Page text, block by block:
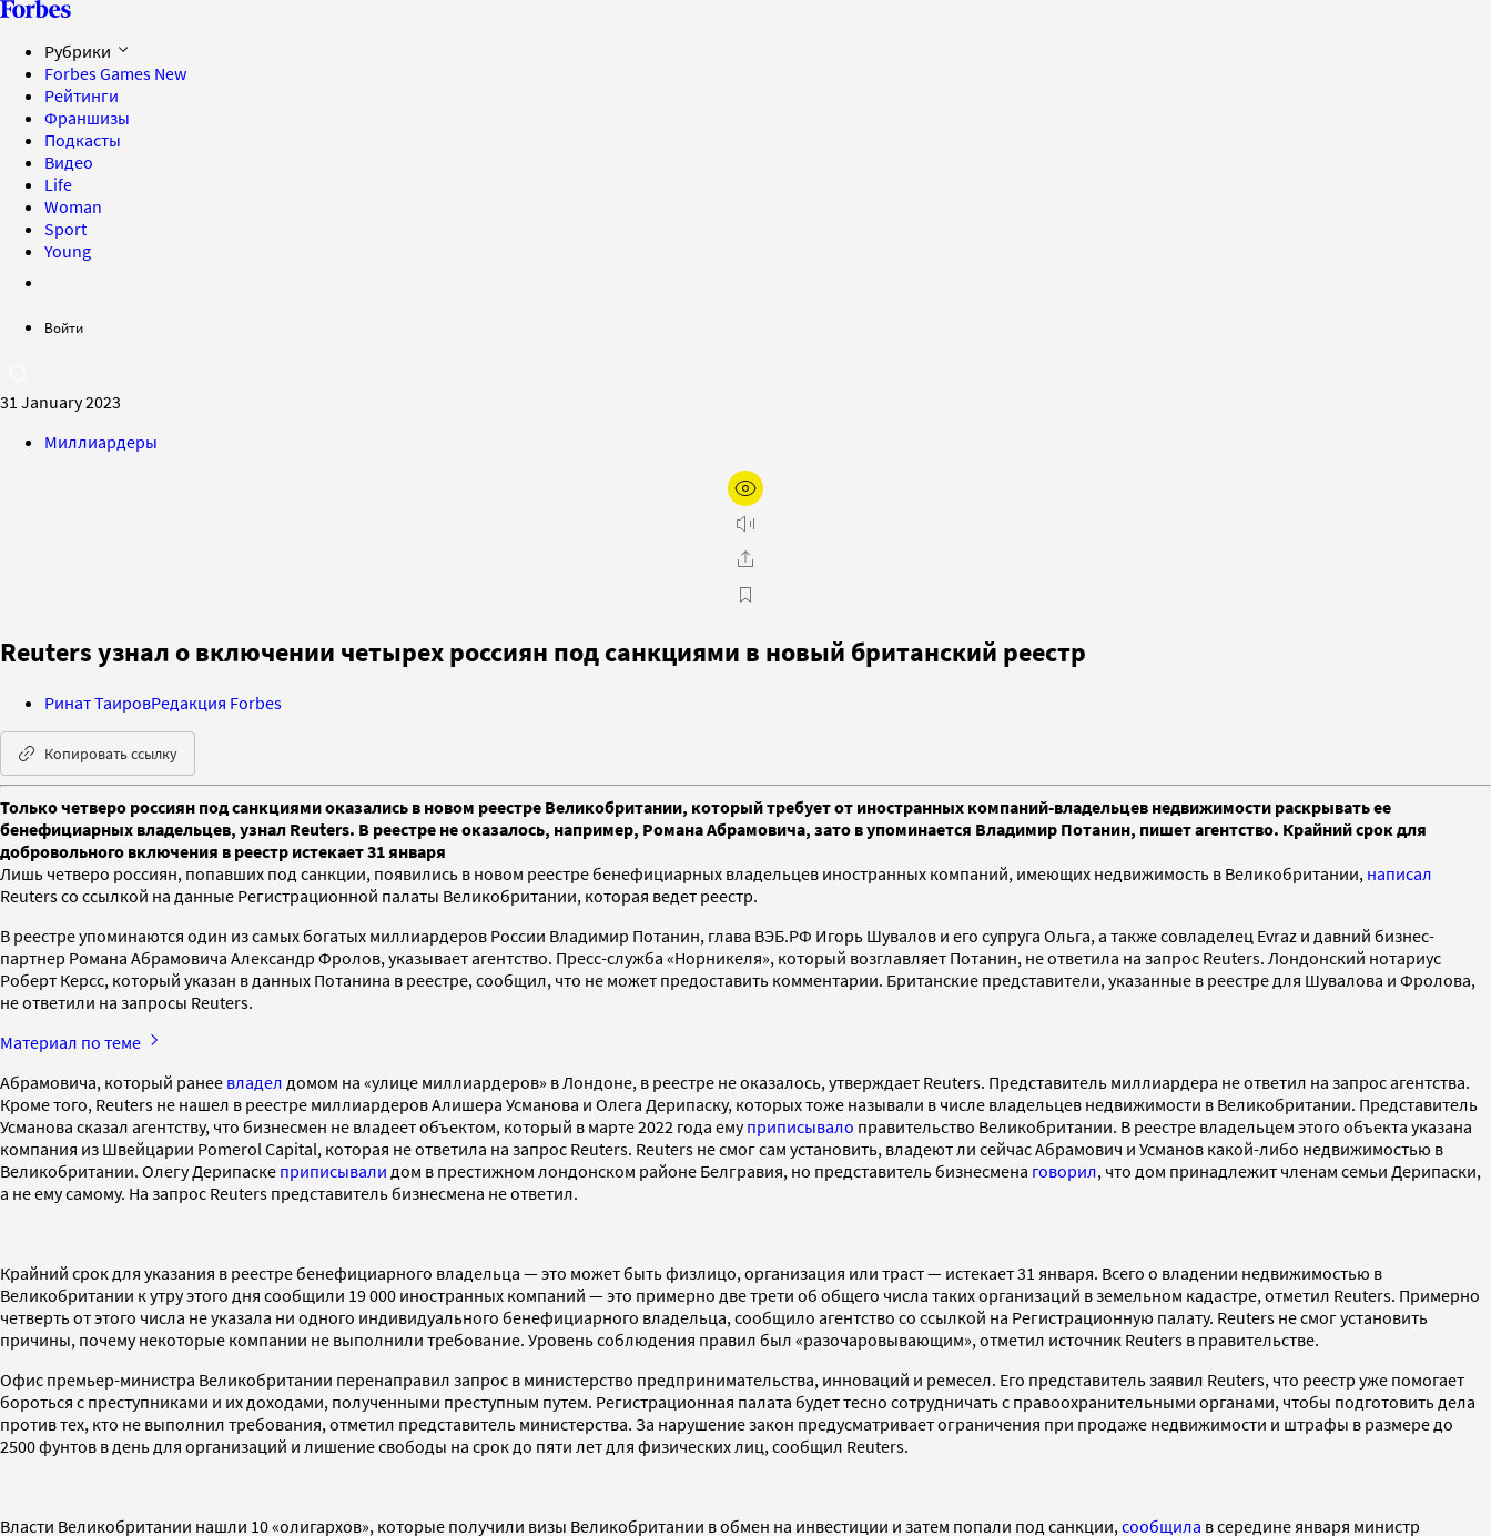
Рубрики
Forbes Games New
Рейтинги
Франшизы
Подкасты
Видео
Life
Woman
Sport
Young
Войти
31 January 2023
Миллиардеры
Reuters узнал о включении четырех россиян под санкциями в новый британский реестр
Ринат ТаировРедакция Forbes
Копировать ссылку
Только четверо россиян под санкциями оказались в новом реестре Великобритании, который требует от иностранных компаний-владельцев недвижимости раскрывать ее
бенефициарных владельцев, узнал Reuters. В реестре не оказалось, например, Романа Абрамовича, зато в упоминается Владимир Потанин, пишет агентство. Крайний срок для
добровольного включения в реестр истекает 31 января
Лишь четверо россиян, попавших под санкции, появились в новом реестре бенефициарных владельцев иностранных компаний, имеющих недвижимость в Великобритании, написал
Reuters со ссылкой на данные Регистрационной палаты Великобритании, которая ведет реестр.
В реестре упоминаются один из самых богатых миллиардеров России Владимир Потанин, глава ВЭБ.РФ Игорь Шувалов и его супруга Ольга, а также совладелец Evraz и давний бизнес-
партнер Романа Абрамовича Александр Фролов, указывает агентство. Пресс-служба «Норникеля», который возглавляет Потанин, не ответила на запрос Reuters. Лондонский нотариус
Роберт Керсс, который указан в данных Потанина в реестре, сообщил, что не может предоставить комментарии. Британские представители, указанные в реестре для Шувалова и Фролова,
не ответили на запросы Reuters.
Материал по теме
Абрамовича, который ранее владел домом на «улице миллиардеров» в Лондоне, в реестре не оказалось, утверждает Reuters. Представитель миллиардера не ответил на запрос агентства.
Кроме того, Reuters не нашел в реестре миллиардеров Алишера Усманова и Олега Дерипаску, которых тоже называли в числе владельцев недвижимости в Великобритании. Представитель
Усманова сказал агентству, что бизнесмен не владеет объектом, который в марте 2022 года емуприписывало правительство Великобритании. В реестре владельцем этого объекта указана
компания из Швейцарии Pomerol Capital, которая не ответила на запрос Reuters. Reuters не смог сам установить, владеют ли сейчас Абрамович и Усманов какой-либо недвижимостью в
Великобритании. Олегу Дерипаске приписывали дом в престижном лондонском районе Белгравия, но представитель бизнесмена говорил, что дом принадлежит членам семьи Дерипаски,
а не ему самому. На запрос Reuters представитель бизнесмена не ответил.
Крайний срок для указания в реестре бенефициарного владельца — это может быть физлицо, организация или траст — истекает 31 января. Всего о владении недвижимостью в
Великобритании к утру этого дня сообщили 19 000 иностранных компаний — это примерно две трети об общего числа таких организаций в земельном кадастре, отметил Reuters. Примерно
четверть от этого числа не указала ни одного индивидуального бенефициарного владельца, сообщило агентство со ссылкой на Регистрационную палату. Reuters не смог установить
причины, почему некоторые компании не выполнили требование. Уровень соблюдения правил был «разочаровывающим», отметил источник Reuters в правительстве.
Офис премьер-министра Великобритании перенаправил запрос в министерство предпринимательства, инноваций и ремесел. Его представитель заявил Reuters, что реестр уже помогает
бороться с преступниками и их доходами, полученными преступным путем. Регистрационная палата будет тесно сотрудничать с правоохранительными органами, чтобы подготовить дела
против тех, кто не выполнил требования, отметил представитель министерства. За нарушение закон предусматривает ограничения при продаже недвижимости и штрафы в размере до
2500 фунтов в день для организаций и лишение свободы на срок до пяти лет для физических лиц, сообщил Reuters.
Власти Великобритании нашли 10 «олигархов», которые получили визы Великобритании в обмен на инвестиции и затем попали под санкции, сообщила в середине января министр